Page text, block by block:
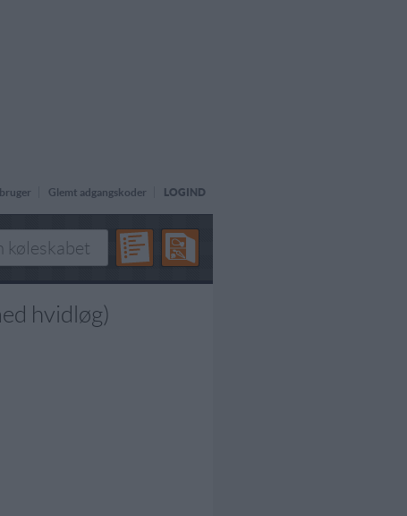
Glemt adgangskoder LOGIND
hvidløg)